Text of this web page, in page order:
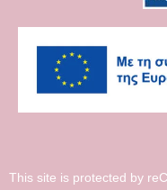
This site is protected by